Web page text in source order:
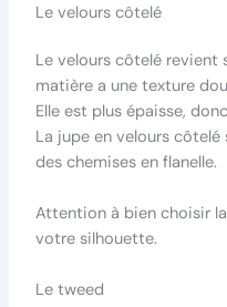
Le velours côtelé
Le velours côtelé revient
matière a une texture
Elle est plus épaisse,
La jupe en velours
des chemises en flanelle.
Attention à bien choisir
votre silhouette.
Le tweed